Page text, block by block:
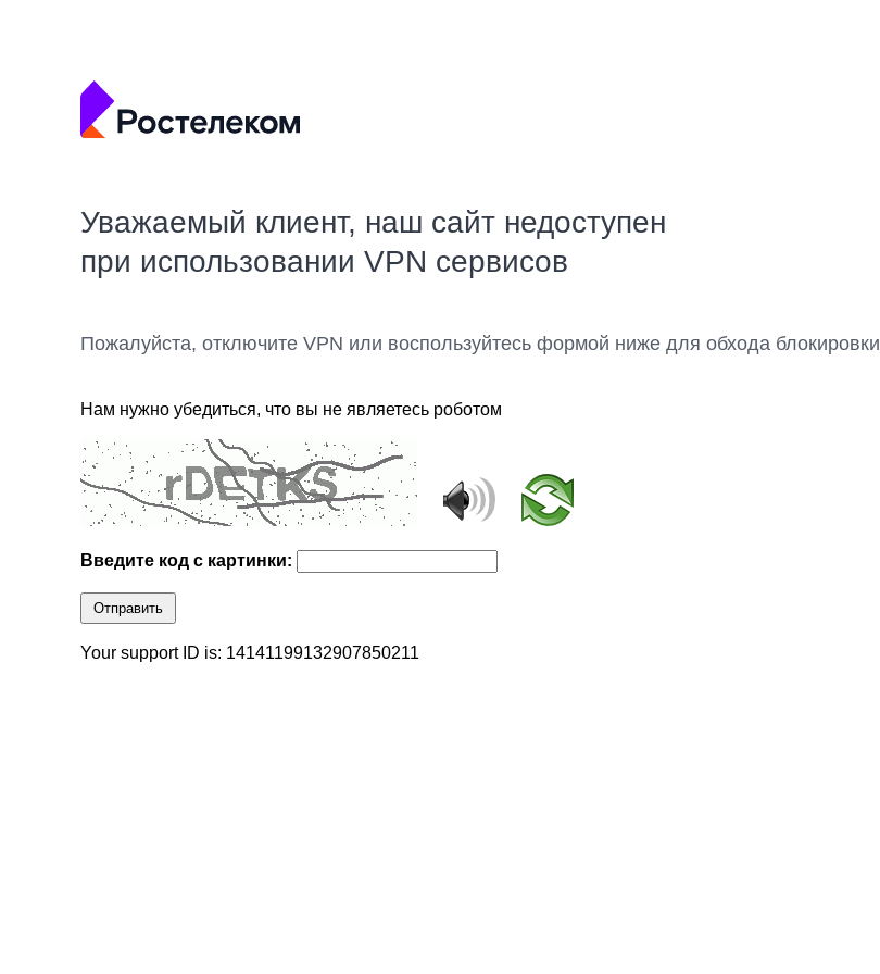
Уважаемый клиент, наш сайт недоступен
при использовании VPN сервисов
Пожалуйста, отключите VPN или воспользуйтесь формой ниже для обхода блокировки
Нам нужно убедиться, что вы не являетесь роботом
Введите код с картинки:
Отправить
Your support ID is: 14141199132907850211